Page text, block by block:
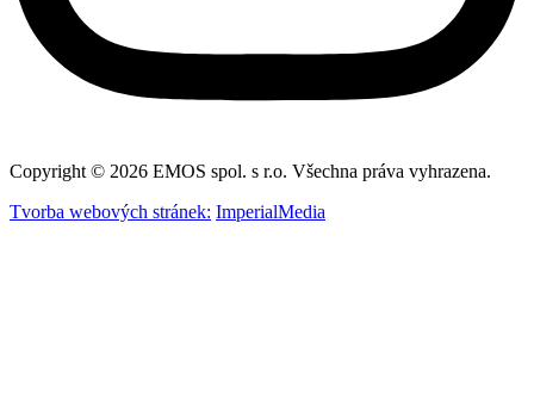
Copyright © 2026 EMOS spol. s r.o. Všechna práva vyhrazena.
Tvorba webových stránek: ImperialMedia